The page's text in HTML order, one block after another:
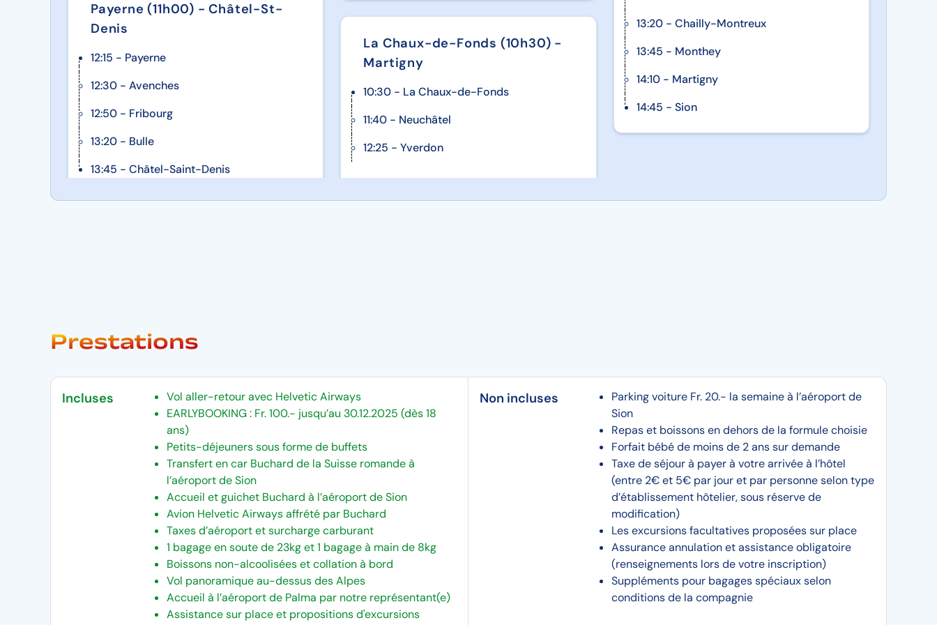
Payerne (11h00) - Châtel-St-
Denis
12:15 - Payerne
12:30 - Avenches
12:50 - Fribourg
13:20 - Bulle
13:45 - Châtel-Saint-Denis
La Chaux-de-Fonds (10h30) -
Martigny
10:30 - La Chaux-de-Fonds
11:40 - Neuchâtel
12:25 - Yverdon
13:20 - Chailly-Montreux
13:45 - Monthey
14:10 - Martigny
14:45 - Sion
Prestations
Incluses
Vol aller-retour avec Helvetic Airways
EARLYBOOKING : Fr. 100.- jusqu’au 30.12.2025 (dès 18
ans)
Petits-déjeuners sous forme de buffets
Transfert en car Buchard de la Suisse romande à
l’aéroport de Sion
Accueil et guichet Buchard à l’aéroport de Sion
Avion Helvetic Airways affrété par Buchard
Taxes d’aéroport et surcharge carburant
1 bagage en soute de 23kg et 1 bagage à main de 8kg
Boissons non-alcoolisées et collation à bord
Vol panoramique au-dessus des Alpes
Accueil à l’aéroport de Palma par notre représentant(e)
Assistance sur place et propositions d'excursions
Non incluses
Parking voiture Fr. 20.- la semaine à l’aéroport de
Sion
Repas et boissons en dehors de la formule choisie
Forfait bébé de moins de 2 ans sur demande
Taxe de séjour à payer à votre arrivée à l’hôtel
(entre 2€ et 5€ par jour et par personne selon type
d’établissement hôtelier, sous réserve de
modification)
Les excursions facultatives proposées sur place
Assurance annulation et assistance obligatoire
(renseignements lors de votre inscription)
Suppléments pour bagages spéciaux selon
conditions de la compagnie